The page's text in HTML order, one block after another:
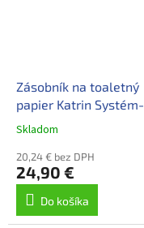
Zásobník na toaletný
papier Katrin Systém-
čierny
Skladom
20,24 € bez DPH
24,90 €
Do košíka